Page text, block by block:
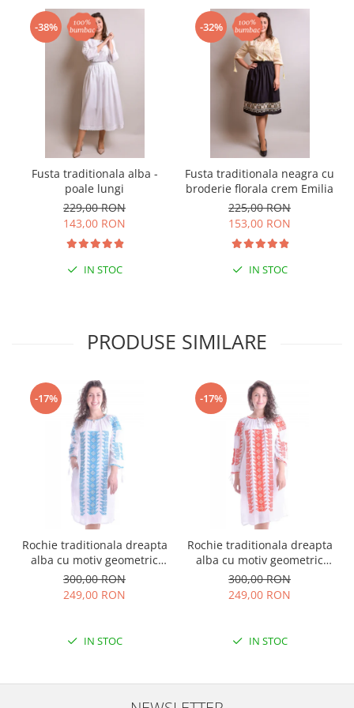
-38%
Fusta traditionala alba -
poale lungi
229,00 RON
143,00 RON
IN STOC
-32%
Fusta traditionala neagra cu
broderie florala crem Emilia
225,00 RON
153,00 RON
IN STOC
PRODUSE SIMILARE
-17%
Rochie traditionala dreapta
alba cu motiv geometric
albastru Tania
300,00 RON
249,00 RON
IN STOC
-17%
Rochie traditionala dreapta
alba cu motiv geometric
rosu Doina
300,00 RON
249,00 RON
IN STOC